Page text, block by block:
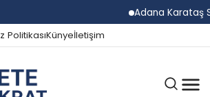
Adana Karataş
PolitikasıKünyeİletişim